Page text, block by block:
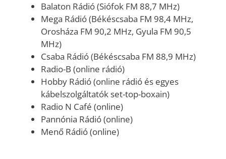
Balaton Rádió (Siófok FM 88,7 MHz)
Mega Rádió (Békéscsaba FM 98,4 MHz,
Orosháza FM 90,2 MHz, Gyula FM 90,5
MHz)
Csaba Rádió (Békéscsaba FM 88,9 MHz)
Radio-B (online rádió)
Hobby Rádió (online rádió és egyes
kábelszolgáltatók set-top-boxain)
Radio N Café (online)
Pannónia Rádió (online)
Menő Rádió (online)